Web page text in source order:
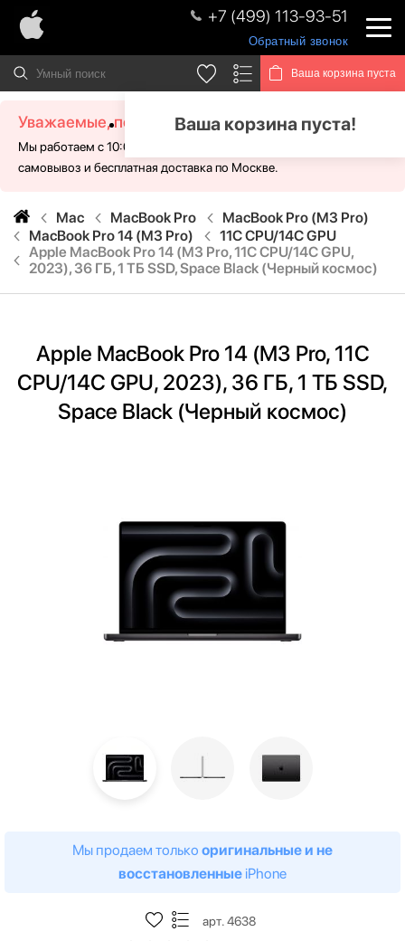
+7 (499) 113-93-51
Обратный звонок
Ваша корзина пуста
Ваша корзина пуста!
Уважаемые, посетители!
Мы работаем с 10:00 - 21:00 без выходных. Для Вас доступен
самовывоз и бесплатная доставка по Москве.
Mac MacBook Pro
MacBook Pro (M3 Pro)
MacBook Pro 14 (M3 Pro)
11C CPU/14C GPU
Apple MacBook Pro 14 (M3 Pro, 11C CPU/14C GPU,
2023), 36 ГБ, 1 ТБ SSD, Space Black (Черный космос)
Apple MacBook Pro 14 (M3 Pro, 11C
CPU/14C GPU, 2023), 36 ГБ, 1 ТБ SSD,
Space Black (Черный космос)
Мы продаем только оригинальные и не
восстановленные iPhone
арт. 4638